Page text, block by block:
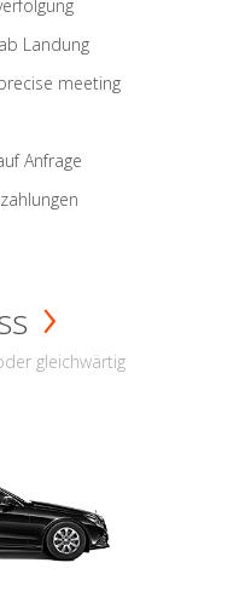
Landung
meeting
Anfrage
gleichwärtig